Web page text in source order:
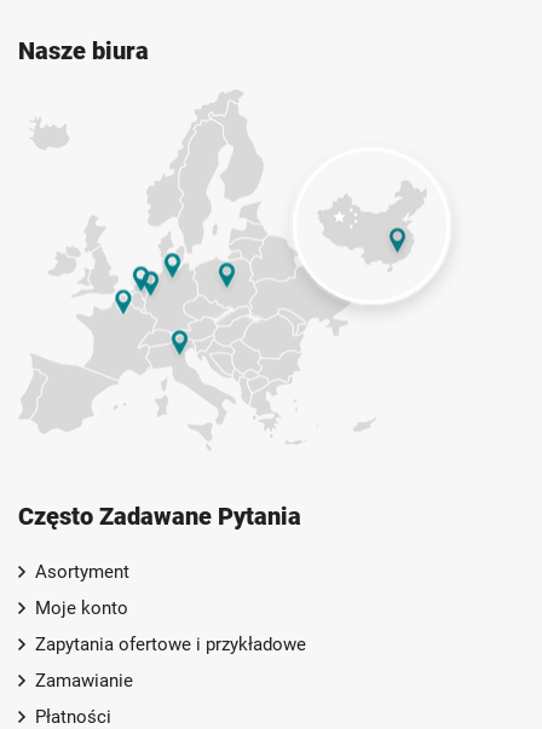
Nasze biura
Często Zadawane Pytania
Asortyment
Moje konto
Zapytania ofertowe i przykładowe
Zamawianie
Płatności